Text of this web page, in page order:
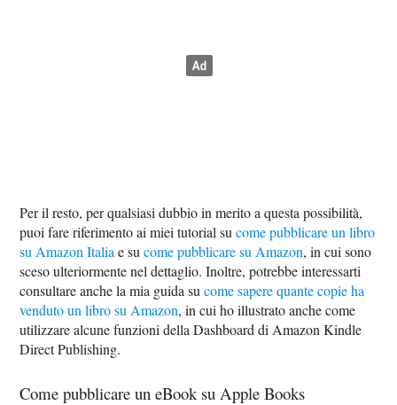
Per il resto, per qualsiasi dubbio in merito a questa possibilità,
puoi fare riferimento ai miei tutorial sucome pubblicare un libro
su Amazon Italia e sucome pubblicare su Amazon, in cui sono
sceso ulteriormente nel dettaglio. Inoltre, potrebbe interessarti
consultare anche la mia guida sucome sapere quante copie ha
venduto un libro su Amazon, in cui ho illustrato anche come
utilizzare alcune funzioni della Dashboard di Amazon Kindle
Direct Publishing.
Come pubblicare un eBook su Apple Books